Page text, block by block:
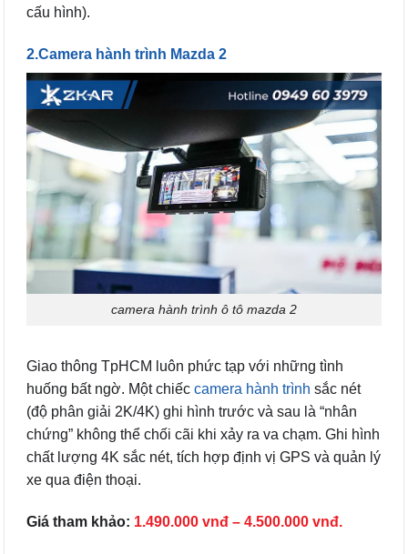
cấu hình).
2.Camera hành trình Mazda 2
camera hành trình ô tô mazda 2
Giao thông TpHCM luôn phức tạp với những tình
huống bất ngờ. Một chiếc camera hành trình sắc nét
(độ phân giải 2K/4K) ghi hình trước và sau là “nhân
chứng” không thể chối cãi khi xảy ra va chạm. Ghi hình
chất lượng 4K sắc nét, tích hợp định vị GPS và quản lý
xe qua điện thoại.
Giá tham khảo: 1.490.000 vnđ – 4.500.000 vnđ.